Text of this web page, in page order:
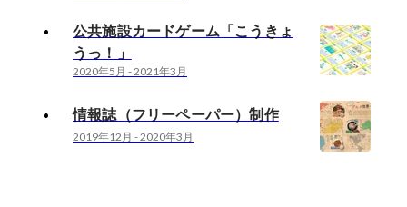
公共施設カードゲーム「こうきょ
うっ！」
2020年5月 -2021年3月
情報誌（フリーペーパー）制作
2019年12月 -2020年3月